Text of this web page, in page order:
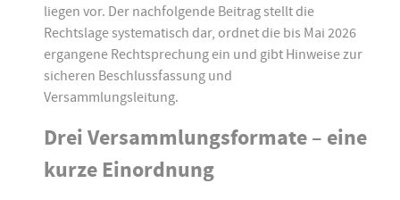
liegen vor. Der nachfolgende Beitrag stellt die
Rechtslage systematisch dar, ordnet die bis Mai 2026
ergangene Rechtsprechung ein und gibt Hinweise zur
sicheren Beschlussfassung und
Versammlungsleitung.
Drei Versammlungsformate – eine
kurze Einordnung